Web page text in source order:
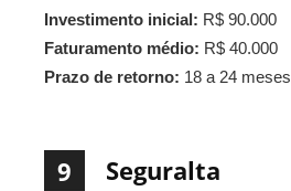
Investimento inicial: R$ 90.000
Faturamento médio: R$ 40.000
Prazo de retorno: 18 a 24 meses
9 Seguralta